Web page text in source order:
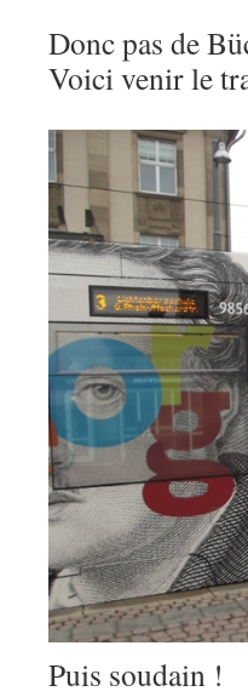
Donc pas de
Voici venir le
Puis soudain !